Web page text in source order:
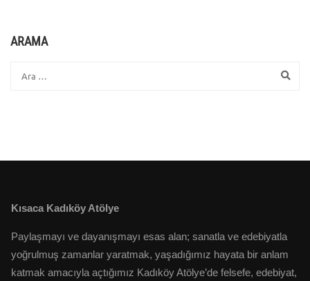
ARAMA
Kısaca Kadıköy Atölye
Paylaşmayı ve dayanışmayı esas alan; sanatla ve edebiyatla
yoğrulmuş zamanlar yaratmak, yaşadığımız hayata bir anlam
katmak amacıyla açtığımız Kadıköy Atölye’de felsefe, edebiyat,